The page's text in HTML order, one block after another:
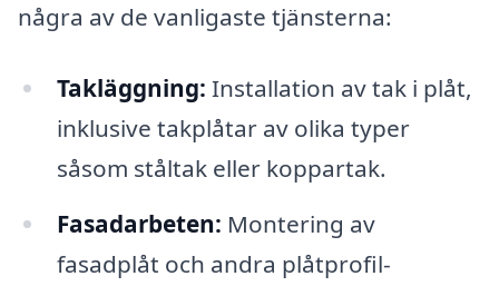
några av de vanligaste tjänsterna:
Takläggning: Installation av tak i plåt,
inklusive takplåtar av olika typer
såsom ståltak eller koppartak.
Fasadarbeten: Montering av
fasadplåt och andra plåtprofil-